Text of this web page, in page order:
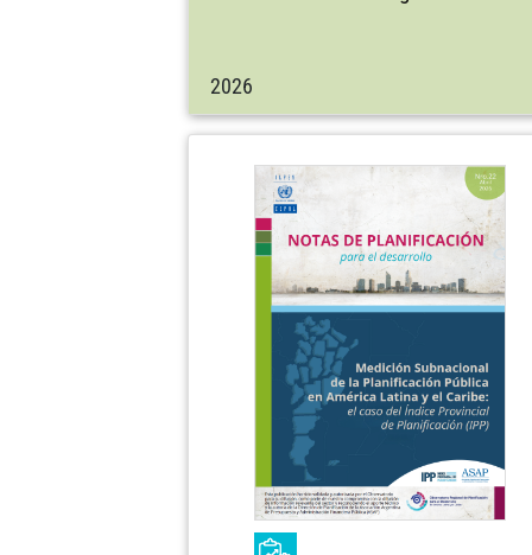
2026